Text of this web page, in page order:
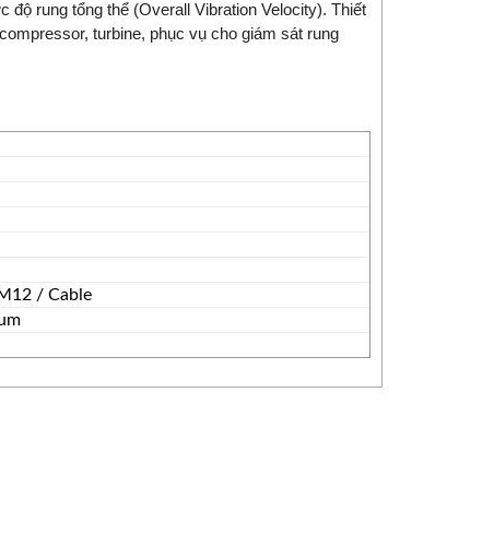
rung tổng thể (Overall Vibration Velocity). Thiết
turbine, phục vụ cho giám sát rung
/ Cable